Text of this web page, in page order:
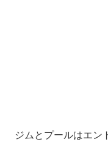
ジムとプールはエン